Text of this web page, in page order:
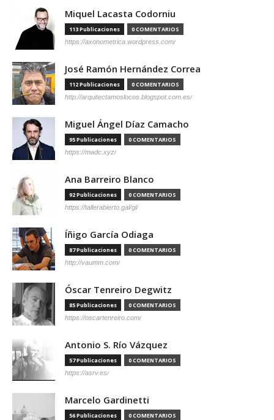
Miquel Lacasta Codorniu
113 Publicaciones 0 COMENTARIOS
https://axonometrica.wordpress.com/
José Ramón Hernández Correa
112 Publicaciones 0 COMENTARIOS
http://arquitectamoslocos.blogspot.com.es/
Miguel Ángel Díaz Camacho
95 Publicaciones 0 COMENTARIOS
https://madc.xyz/
Ana Barreiro Blanco
92 Publicaciones 0 COMENTARIOS
https://tallerabierto.gal/gl/
Íñigo García Odiaga
87 Publicaciones 0 COMENTARIOS
http://vaumm.com/
Óscar Tenreiro Degwitz
85 Publicaciones 0 COMENTARIOS
https://oscartenreiro.com/
Antonio S. Río Vázquez
57 Publicaciones 0 COMENTARIOS
https://asrv.es/
Marcelo Gardinetti
56 Publicaciones 0 COMENTARIOS